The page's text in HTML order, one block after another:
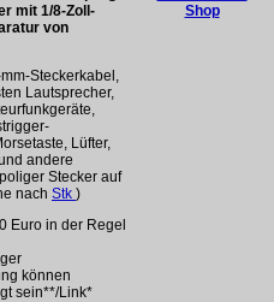
mit 1/8-Zoll-
von
Steckerkabel,
Lautsprecher,
Lüfter,
andere
Stecker auf
nach Stk )
Euro in der Regel
können
sein**/Link*
Shop